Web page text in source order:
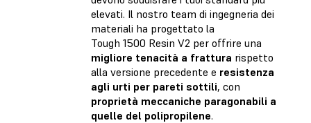
elevati. Il nostro team di ingegneria dei
materiali ha progettato la
Tough 1500 Resin V2 per offrire una
migliore tenacità a frattura rispetto
alla versione precedente e resistenza
agli urti per pareti sottili, con
proprietà meccaniche paragonabili a
quelle del polipropilene.